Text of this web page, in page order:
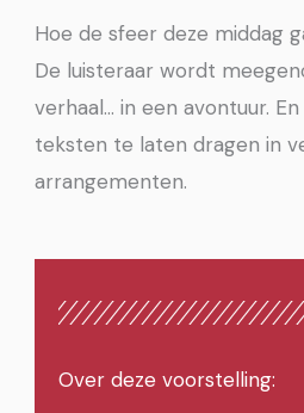
Hoe de sfeer deze middag
De luisteraar wordt
verhaal… in een avontuur.
teksten te laten dragen in
arrangementen.
Over deze voorstelling: